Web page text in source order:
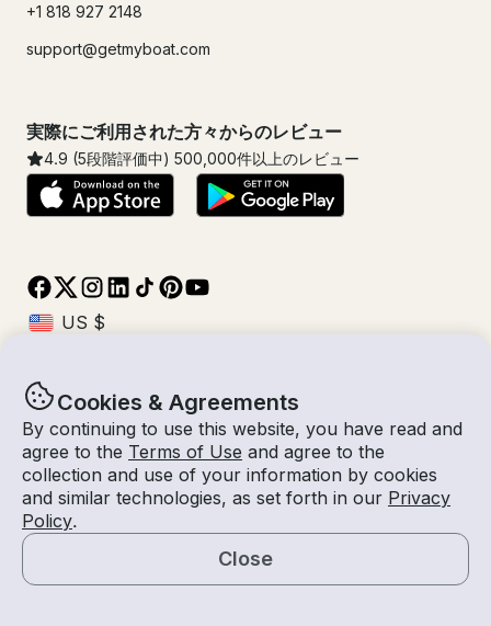
Cookies & Agreements
By continuing to use this website, you have read and
agree to the Terms of Use and agree to the
collection and use of your information by cookies
and similar technologies, as set forth in our Privacy
Policy.
Close
+1 818 927 2148
support@getmyboat.com
実際にご利用された方々からのレビュー
4.9 (5段階評価中) 500,000件以上のレビュー
© Getmyboat 2026利用規約プライバシー規約
08 8月 2026
4 時間2 人数
船長付き
$402 /時間
見積もりを依頼する